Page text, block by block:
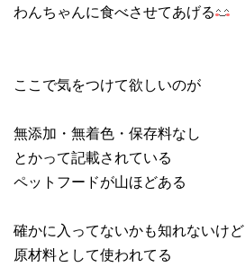
わんちゃんに食べさせてあげる
ここで気をつけて欲しいのが
無添加・無着色・保存料なし
とかって記載されている
ペットフードが山ほどある
確かに入ってないかも知れないけど
原材料として使われてる